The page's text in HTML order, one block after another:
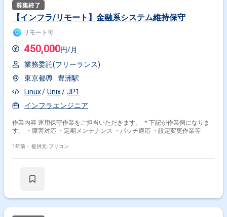
【インフラ/リモート】金融系システム維持保守
リモート可
450,000円/月
業務委託(フリーランス)
東京都
豊洲駅
Linux
Unix
JP1
インフラエンジニア
作業内容 運用保守作業をご担当いただきます。 ＊下記が作業例になりま
す。 ・障害対応 ・定期メンテナンス ・パッチ適応 ・設定変更作業等
1年前・ 提供元: フリコン